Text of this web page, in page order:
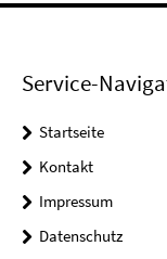
Service-
Startseite
Kontakt
Impressum
Datenschutz